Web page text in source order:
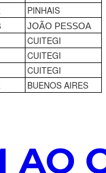
PINHAIS
JOÃO PESSOA
CUITEGI
CUITEGI
CUITEGI
BUENOS AIRES
AO